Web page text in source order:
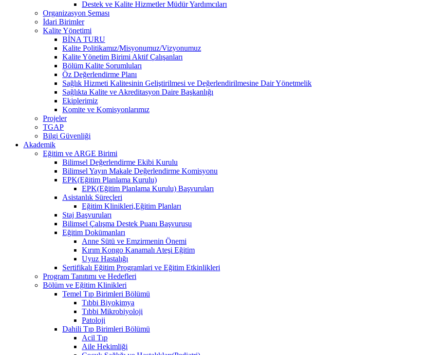
Destek ve Kalite Hizmetler Müdür Yardımcıları
Organizasyon Şeması
İdari Birimler
Kalite Yönetimi
BİNA TURU
Kalite Politikamız/Misyonumuz/Vizyonumuz
Kalite Yönetim Birimi Aktif Çalışanları
Bölüm Kalite Sorumluları
Öz Değerlendirme Planı
Sağlık Hizmeti Kalitesinin Geliştirilmesi ve Değerlendirilmesine Dair Yönetmelik
Sağlıkta Kalite ve Akreditasyon Daire Başkanlığı
Ekiplerimiz
Komite ve Komisyonlarımız
Projeler
TGAP
Bilgi Güvenliği
Akademik
Eğitim ve ARGE Birimi
Bilimsel Değerlendirme Ekibi Kurulu
Bilimsel Yayın Makale Değerlendirme Komisyonu
EPK(Eğitim Planlama Kurulu)
EPK(Eğitim Planlama Kurulu) Başvuruları
Asistanlık Süreçleri
Eğitim Klinikleri,Eğitim Planları
Staj Başvuruları
Bilimsel Çalışma Destek Puanı Başvurusu
Eğitim Dokümanları
​Anne Sütü ve Emzirmenin Önemi
Kırım Kongo Kanamalı Ateşi Eğitim
Uyuz Hastalığı
Sertifikalı Eğitim Programlari ve Eğitim Etkinlikleri
Program Tanıtımı ve Hedefleri
Bölüm ve Eğitim Klinikleri
Temel Tıp Birimleri Bölümü
Tıbbi Biyokimya
Tıbbi Mikrobiyoloji
Patoloji
Dahili Tıp Birimleri Bölümü
Acil Tıp
Aile Hekimliği